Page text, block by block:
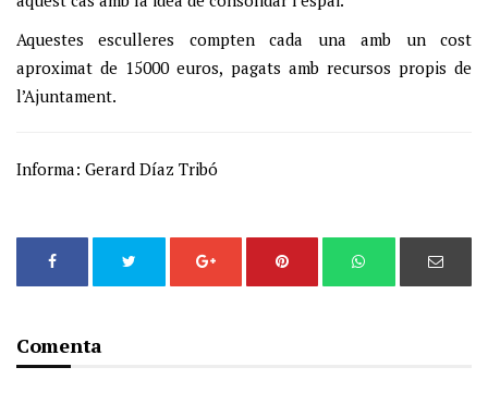
Aquestes esculleres compten cada una amb un cost
aproximat de 15000 euros, pagats amb recursos propis de
l’Ajuntament.
Informa: Gerard Díaz Tribó
Comenta